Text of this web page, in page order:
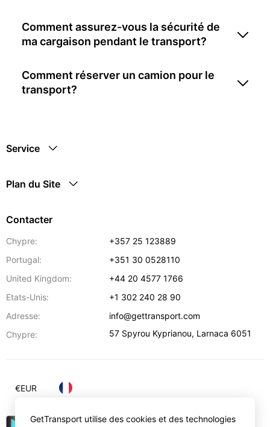
Comment assurez-vous la sécurité de
ma cargaison pendant le transport?
Comment réserver un camion pour le
transport?
Service
Plan du Site
Contacter
Chypre:
+357 25 123889
Portugal:
+351 30 0528110
United Kingdom:
+44 20 4577 1766
Etats-Unis:
+1 302 240 28 90
Adresse:
info@gettransport.com
Chypre:
57 Spyrou Kyprianou, Larnaca 6051
€EUR
GetTransport utilise des cookies et des technologies